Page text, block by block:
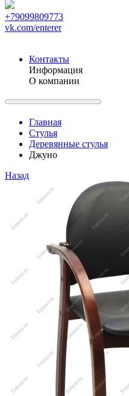
+79099809773
vk.com/enterer
Контакты
Информация
О компании
Главная
Стулья
Деревянные стулья
Джуно
Назад